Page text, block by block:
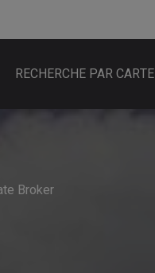
RECHERCHE PAR CARTE
Broker